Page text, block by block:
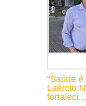
"Saúde
Laércio
fortaleci...